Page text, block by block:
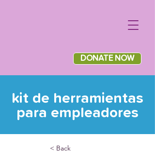
DONATE NOW
kit de herramientas
para empleadores
< Back